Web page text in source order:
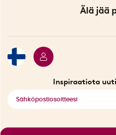
Myymälä
Älä jää
Inspiraatiota